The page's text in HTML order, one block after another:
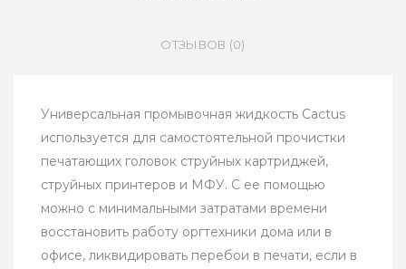
ОТЗЫВОВ (0)
Универсальная промывочная жидкость Cactus
используется для самостоятельной прочистки
печатающих головок струйных картриджей,
струйных принтеров и МФУ. С ее помощью
можно с минимальными затратами времени
восстановить работу оргтехники дома или в
офисе, ликвидировать перебои в печати, если в